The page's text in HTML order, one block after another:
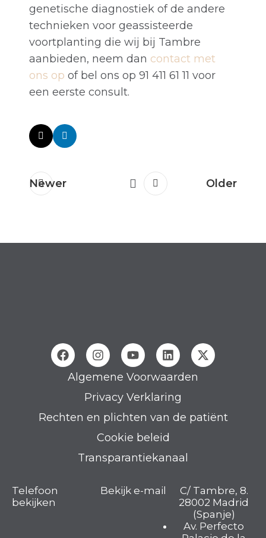
genetische diagnostiek of de andere
technieken voor geassisteerde
voortplanting die wij bij Tambre
aanbieden, neem dan contact met
ons op of bel ons op 91 411 61 11 voor
een eerste consult.
Newer Older
Algemene Voorwaarden
Privacy Verklaring
Rechten en plichten van de patiënt
Cookie beleid
Transparantiekanaal
Telefoon
bekijken
Bekijk e-mail
C/ Tambre, 8.
28002 Madrid
(Spanje)
Av. Perfecto